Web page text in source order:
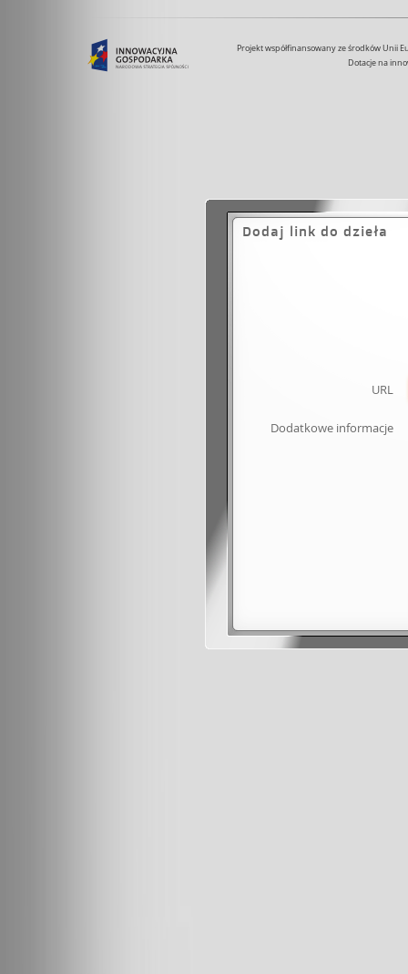
Projekt współfinansowany ze środków Unii
Dotacje na
Dodaj link do dzieła
URL
Dodatkowe informacje